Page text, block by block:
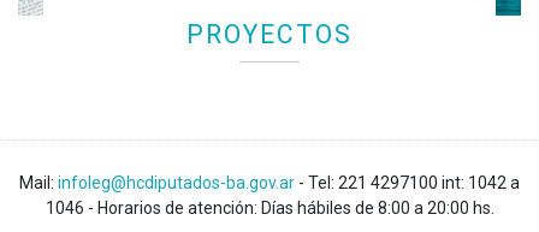
PROYECTOS
Mail: infoleg@hcdiputados-ba.gov.ar - Tel: 221 4297100 int: 1042 a
1046 - Horarios de atención: Días hábiles de 8:00 a 20:00 hs.